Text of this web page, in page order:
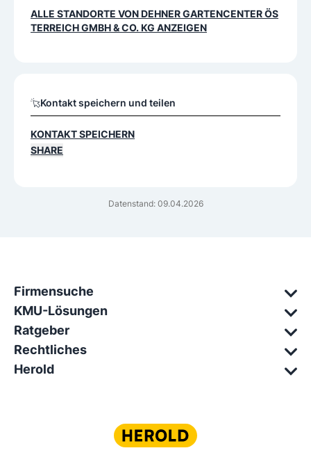
Datenstand: 09.04.2026
ALLE STANDORTE VONDEHNER GARTENCENTER ÖS
TERREICH GMBH & CO. KG ANZEIGEN
Kontakt speichern und teilen
KONTAKT SPEICHERN
SHARE
Firmensuche
KMU-Lösungen
Ratgeber
Rechtliches
Herold